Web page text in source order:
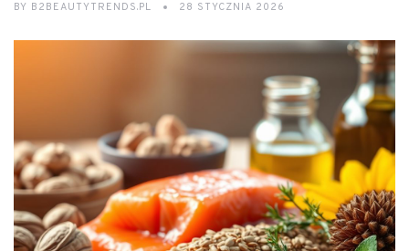
BY B2BEAUTYTRENDS.PL 28 STYCZNIA 2026